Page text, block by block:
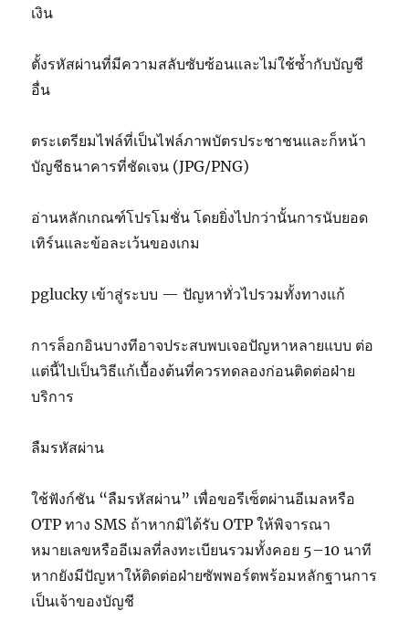
เงิน
ตั้งรหัสผ่านที่มีความสลับซับซ้อนและไม่ใช้ซ้ำกับบัญชี
อื่น
ตระเตรียมไฟล์ที่เป็นไฟล์ภาพบัตรประชาชนและก็หน้า
บัญชีธนาคารที่ชัดเจน (JPG/PNG)
อ่านหลักเกณฑ์โปรโมชั่น โดยยิ่งไปกว่านั้นการนับยอด
เทิร์นและข้อละเว้นของเกม
pglucky เข้าสู่ระบบ — ปัญหาทั่วไปรวมทั้งทางแก้
การล็อกอินบางทีอาจประสบพบเจอปัญหาหลายแบบ ต่อ
แต่นี้ไปเป็นวิธีแก้เบื้องต้นที่ควรทดลองก่อนติดต่อฝ่าย
บริการ
ลืมรหัสผ่าน
ใช้ฟังก์ชัน “ลืมรหัสผ่าน” เพื่อขอรีเซ็ตผ่านอีเมลหรือ
OTP ทาง SMS ถ้าหากมิได้รับ OTP ให้พิจารณา
หมายเลขหรืออีเมลที่ลงทะเบียนรวมทั้งคอย 5–10 นาที
หากยังมีปัญหาให้ติดต่อฝ่ายซัพพอร์ตพร้อมหลักฐานการ
เป็นเจ้าของบัญชี